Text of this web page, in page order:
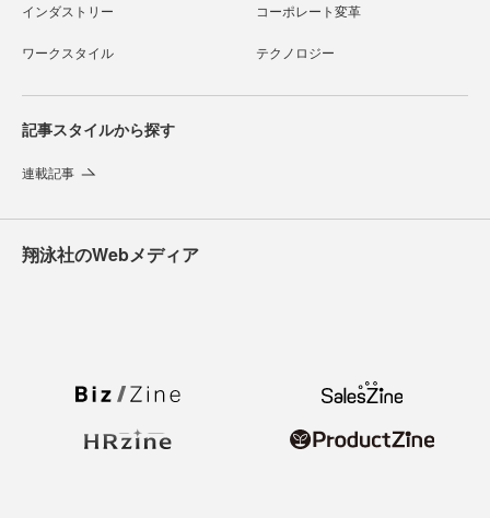
インダストリー コーポレート変革
ワークスタイル テクノロジー
記事スタイルから探す
連載記事
翔泳社のWebメディア